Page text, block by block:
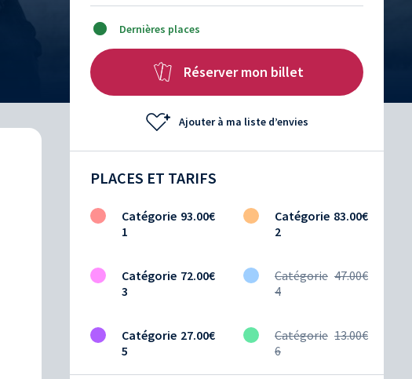
Dernières places
Réserver mon billet
Ajouter à ma liste d’envies
PLACES ET TARIFS
Catégorie
1
93.00€
Catégorie
2
83.00€
Catégorie
3
72.00€
Catégorie
4
47.00€
Catégorie
5
27.00€
Catégorie
6
13.00€